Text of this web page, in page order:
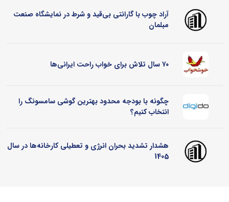
آراد چوب با گارانتی بی‌قید و شرط در نمایشگاه صنعت
مبلمان
۷۰ سال تلاش برای خواب راحت ایرانی‌ها
چگونه با بودجه محدود بهترین گوشی سامسونگ را
انتخاب کنیم؟
هشدار تشدید بحران انرژی و تعطیلی کارخانه‌ها در سال
1405